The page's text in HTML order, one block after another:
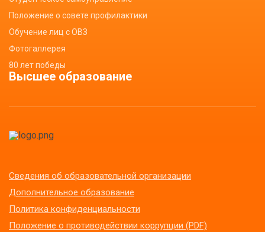
Положение о совете профилактики
Обучение лиц с ОВЗ
Фотогаллерея
80 лет победы
Высшее образование
Сведения об образовательной организации
Дополнительное образование
Политика конфиденциальности
Положение о противодействии коррупции (PDF)